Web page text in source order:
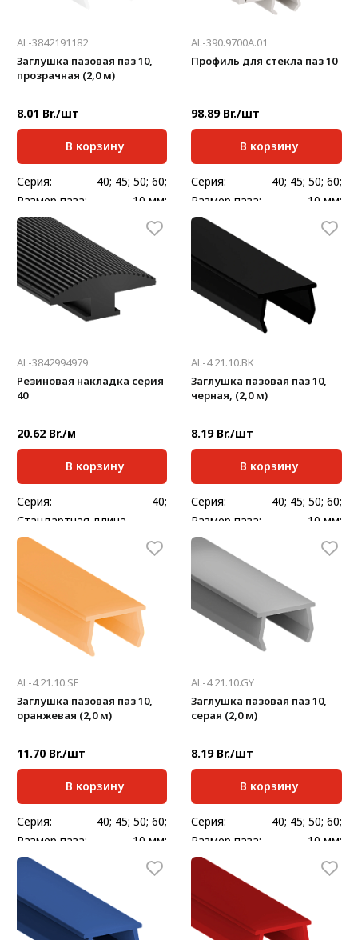
AL-3842191182
Заглушка пазовая паз 10,
прозрачная (2,0 м)
8.01 Br./шт
В корзину
Серия:
40; 45; 50; 60;
Размер паза:
10 мм;
Стандартная длина,
мм:
2000
Масса, кг/шт:
AL-390.9700A.01
Профиль для стекла паз 10
98.89 Br./шт
В корзину
Серия:
40; 45; 50; 60;
Размер паза:
10 мм;
Стандартная длина,
2000
Масса, кг/м:
AL-3842994979
Резиновая накладка серия
40
20.62 Br./м
В корзину
Серия:
40;
Стандартная длина,
мм:
Масса, кг/шт:
0,332
AL-4.21.10.BK
Заглушка пазовая паз 10,
черная, (2,0 м)
8.19 Br./шт
В корзину
Серия:
40; 45; 50; 60;
Размер паза:
10 мм;
Стандартная длина,
2000
Масса, кг/шт:
AL-4.21.10.SE
Заглушка пазовая паз 10,
оранжевая (2,0 м)
11.70 Br./шт
В корзину
Серия:
40; 45; 50; 60;
Размер паза:
10 мм;
Стандартная длина,
2000
Масса, кг/шт:
AL-4.21.10.GY
Заглушка пазовая паз 10,
серая (2,0 м)
8.19 Br./шт
В корзину
Серия:
40; 45; 50; 60;
Размер паза:
10 мм;
Стандартная длина,
2000
Масса, кг/шт: